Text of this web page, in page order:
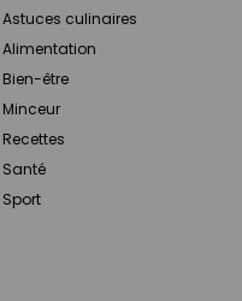
Astuces culinaires
Alimentation
Bien-être
Minceur
Recettes
Santé
Sport